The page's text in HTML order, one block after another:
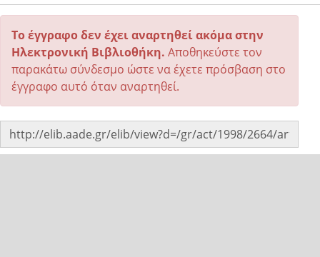
Το έγγραφο δεν έχει αναρτηθεί ακόμα στην
Ηλεκτρονική Βιβλιοθήκη. Αποθηκεύστε τον
παρακάτω σύνδεσμο ώστε να έχετε πρόσβαση στο
έγγραφο αυτό όταν αναρτηθεί.